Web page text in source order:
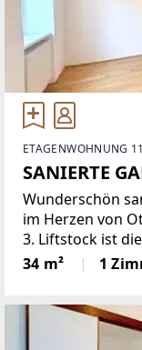
ETAGENWOHNUNG
SANIERTE
Wunderschön
im Herzen von
3. Liftstock ist
ausgerichtete
angenehme
34 m² 1